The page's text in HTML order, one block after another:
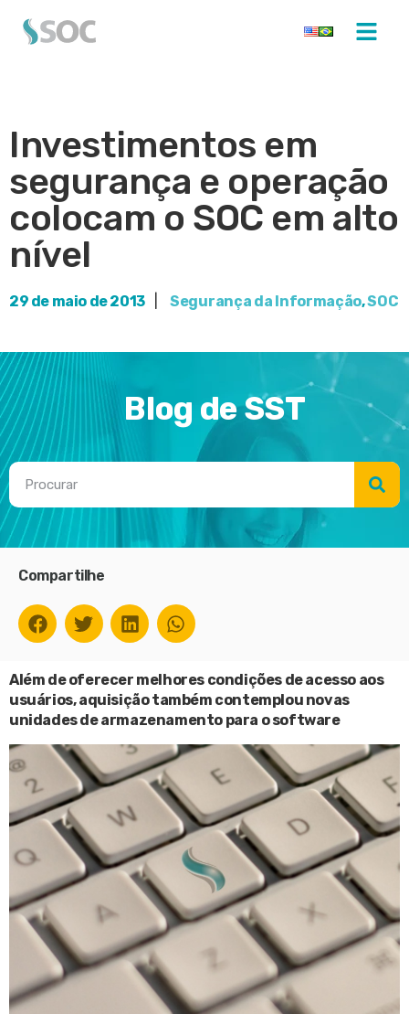
Investimentos em
segurança e operação
colocam o SOC em alto
nível
29 de maio de 2013 Segurança da Informação,SOC
Blog de SST
Compartilhe
Além de oferecer melhores condições de acesso aos
usuários, aquisição também contemplou novas
unidades de armazenamento para o software